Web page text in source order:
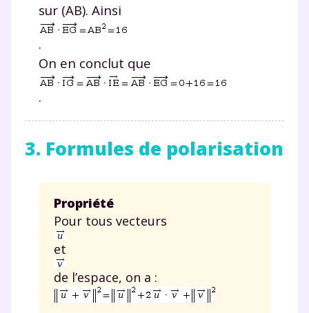
sur (AB). Ainsi
.
On en conclut que
.
3. Formules de polarisation
Propriété
Pour tous vecteurs
et
de l’espace, on a :